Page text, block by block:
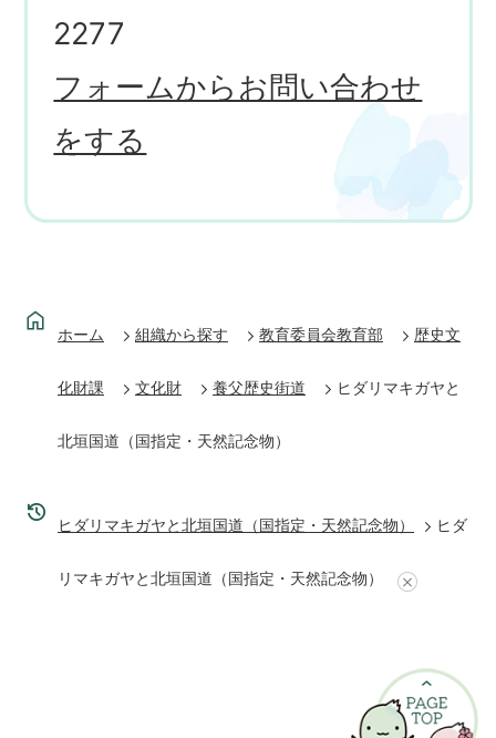
2277
フォームからお問い合わせ
をする
ホーム 組織から探す 教育委員会教育部 歴史文
化財課 文化財 養父歴史街道 ヒダリマキガヤと
北垣国道（国指定・天然記念物）
ヒダリマキガヤと北垣国道（国指定・天然記念物） ヒダ
リマキガヤと北垣国道（国指定・天然記念物）